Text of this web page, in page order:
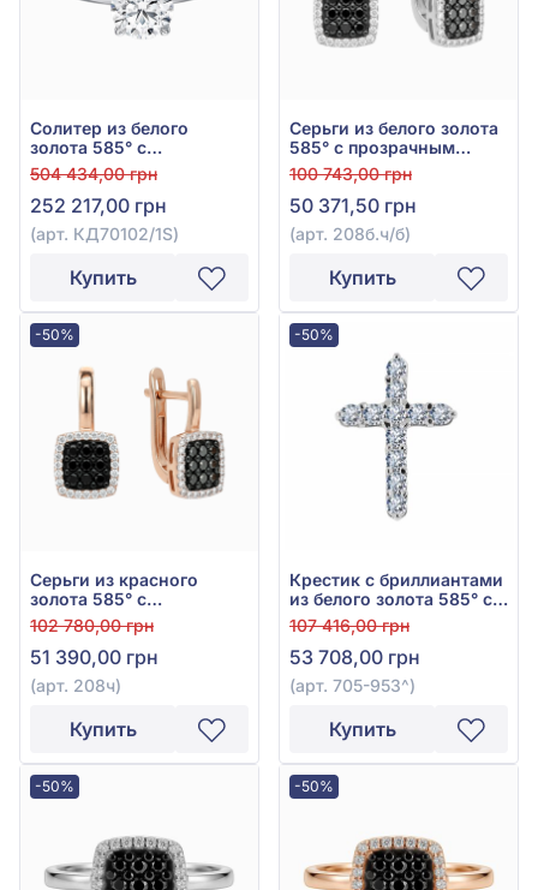
Солитер из белого
золота 585° с
бриллиантом 1,09ct, арт.
КД70102/1S
504 434,00 грн
252 217,00 грн
(арт. КД70102/1S)
Купить
Серьги из белого золота
585° с прозрачным
бриллиантом 0,139ct и
чёрным бриллиантом
0,235ct, арт. 208б.ч/б
100 743,00 грн
50 371,50 грн
(арт. 208б.ч/б)
Купить
-50%
Серьги из красного
золота 585° с
прозрачным
бриллиантом 0,138ct и
чёрным бриллиантом
0,234ct, арт. 208ч
102 780,00 грн
51 390,00 грн
(арт. 208ч)
Купить
-50%
Крестик с бриллиантами
из белого золота 585° с
бриллиантом 0,41ct, арт.
705-953
107 416,00 грн
53 708,00 грн
(арт. 705-953^)
Купить
-50% -50%